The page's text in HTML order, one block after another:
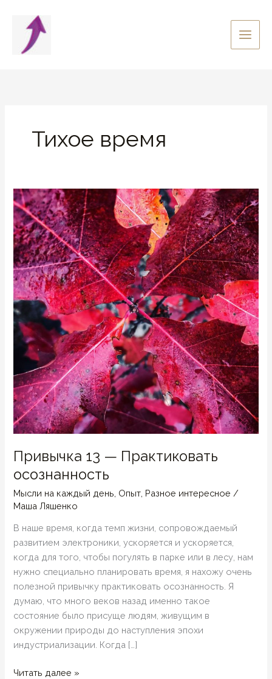
содержимому
Тихое время
Привычка 13 — Практиковать
осознанность
Мысли на каждый день Опыт Разное интересное /
Маша Ляшенко
В наше время, когда темп жизни, сопровождаемый
развитием электроники, ускоряется и ускоряется,
когда для того, чтобы погулять в парке или в лесу, нам
нужно специально планировать время, я нахожу очень
полезной привычку практиковать осознанность. Я
думаю, что много веков назад именно такое
состояние было присуще людям, живущим в
окружении природы до наступления эпохи
индустриализации. Когда […]
Привычка
Читать далее »